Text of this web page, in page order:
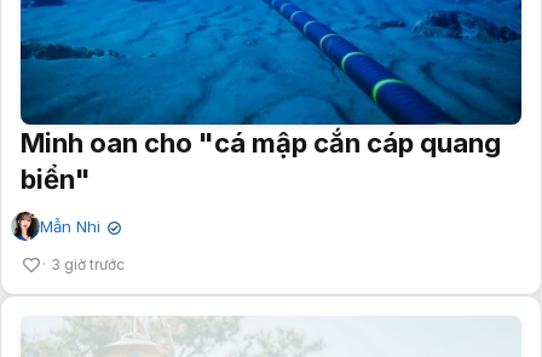
Minh oan cho "cá mập cắn cáp quang
biển"
Mẫn Nhi ✔
3 giờ trước